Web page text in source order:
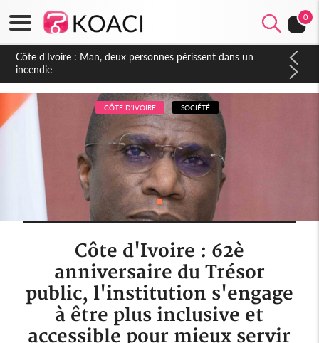
0
Côte d'Ivoire : Séileu, la célébration de la fête nationale
transformée en vaste campagne contre les produits
dépigmentants dangereux
CÔTE D'IVOIRE SOCIÉTÉ
Côte d'Ivoire : 62è
anniversaire du Trésor
public, l'institution s'engage
à être plus inclusive et
accessible pour mieux servir